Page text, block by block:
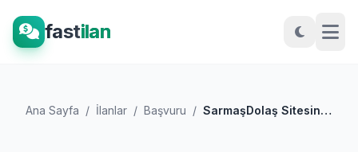
fastilan
Ana Sayfa / İlanlar / Başvuru / SarmaşDolaş Sitesinde Çalışma İmkanı